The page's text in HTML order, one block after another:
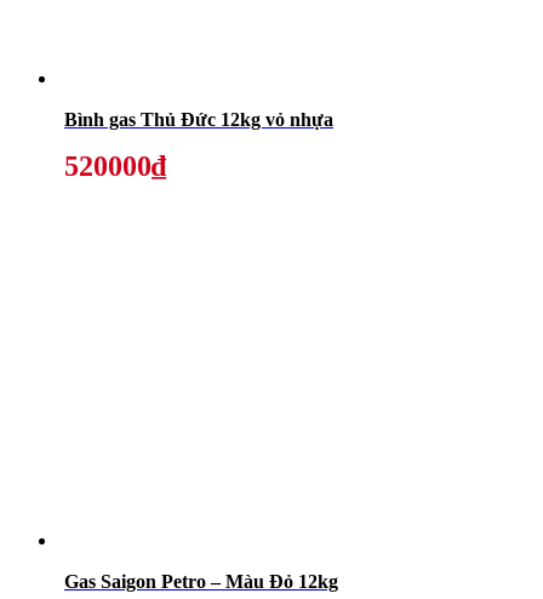
Bình gas Thủ Đức 12kg vỏ nhựa
520000₫
Gas Saigon Petro – Màu Đỏ 12kg